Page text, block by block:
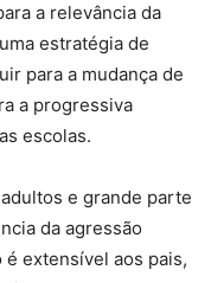
a relevância da
estratégia de
para a mudança de
a progressiva
escolas.
e grande parte
da agressão
extensível aos pais,